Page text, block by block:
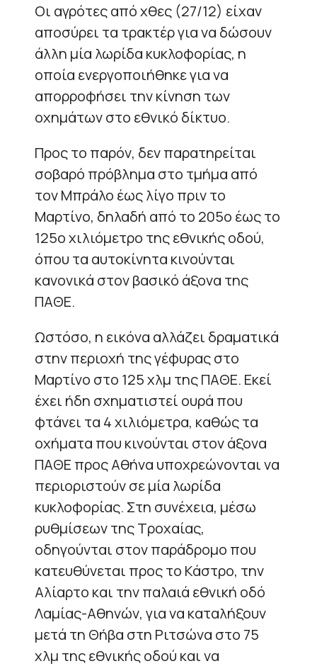
Οι αγρότες από χθες (27/12) είχαν
αποσύρει τα τρακτέρ για να δώσουν
άλλη μία λωρίδα κυκλοφορίας, η
οποία ενεργοποιήθηκε για να
απορροφήσει την κίνηση των
οχημάτων στο εθνικό δίκτυο.
Προς το παρόν, δεν παρατηρείται
σοβαρό πρόβλημα στο τμήμα από
τον Μπράλο έως λίγο πριν το
Μαρτίνο, δηλαδή από το 205ο έως το
125ο χιλιόμετρο της εθνικής οδού,
όπου τα αυτοκίνητα κινούνται
κανονικά στον βασικό άξονα της
ΠΑΘΕ.
Ωστόσο, η εικόνα αλλάζει δραματικά
στην περιοχή της γέφυρας στο
Μαρτίνο στο 125 χλμ της ΠΑΘΕ. Εκεί
έχει ήδη σχηματιστεί ουρά που
φτάνει τα 4 χιλιόμετρα, καθώς τα
οχήματα που κινούνται στον άξονα
ΠΑΘΕ προς Αθήνα υποχρεώνονται να
περιοριστούν σε μία λωρίδα
κυκλοφορίας. Στη συνέχεια, μέσω
ρυθμίσεων της Τροχαίας,
οδηγούνται στον παράδρομο που
κατευθύνεται προς το Κάστρο, την
Αλίαρτο και την παλαιά εθνική οδό
Λαμίας-Αθηνών, για να καταλήξουν
μετά τη Θήβα στη Ριτσώνα στο 75
χλμ της εθνικής οδού και να